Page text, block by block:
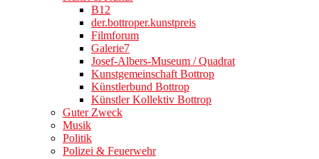
B12
der.bottroper.kunstpreis
Filmforum
Galerie7
Josef-Albers-Museum / Quadrat
Kunstgemeinschaft Bottrop
Künstlerbund Bottrop
Künstler Kollektiv Bottrop
Guter Zweck
Musik
Politik
Polizei & Feuerwehr